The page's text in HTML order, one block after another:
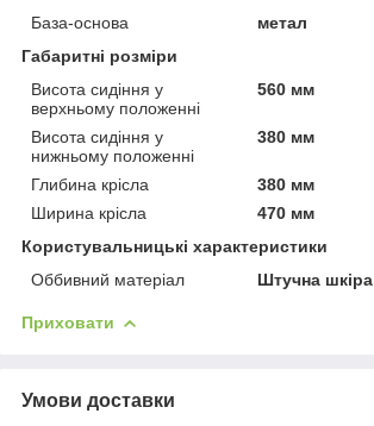
База-основа
метал
Габаритні розміри
Висота сидіння у
верхньому положенні
560 мм
Висота сидіння у
нижньому положенні
380 мм
Глибина крісла
380 мм
Ширина крісла
470 мм
Користувальницькі характеристики
Оббивний матеріал
Штучна шкіра
Приховати
Умови доставки